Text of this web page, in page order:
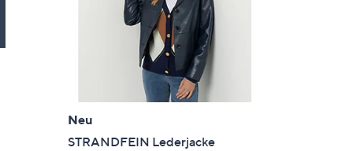
Neu
STRANDFEIN Lederjacke